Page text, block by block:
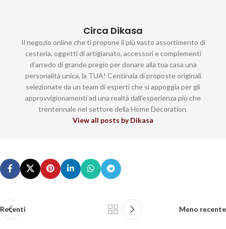
Circa Dikasa
Il negozio online che ti propone il più vasto assortimento di
cesteria, oggetti di artigianato, accessori e complementi
d’arredo di grande pregio per donare alla tua casa una
personalità unica, la TUA! Centinaia di proposte originali
selezionate da un team di esperti che si appoggia per gli
approvvigionamenti ad una realtà dall’esperienza più che
trentennale nel settore della Home Decoration.
View all posts by Dikasa
Recenti Meno recente